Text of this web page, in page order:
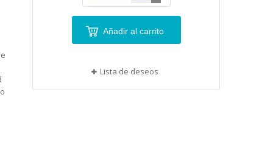
Añadir al carrito
Lista de deseos